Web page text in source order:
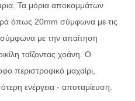
Τα μόρια αποκομμάτων
όπως 20mm σύμφωνα με τις
σύμφωνα με την απαίτηση
ταΐζοντας χοάνη. Ο
περιστροφικό μαχαίρι,
ενέργεια - αποταμίευση.